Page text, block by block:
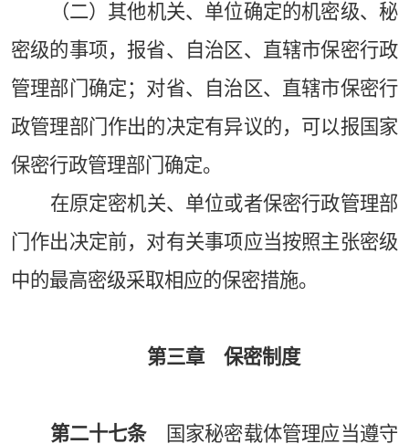
（二）其他机关、单位确定的机密级、秘
密级的事项，报省、自治区、直辖市保密行政
管理部门确定；对省、自治区、直辖市保密行
政管理部门作出的决定有异议的，可以报国家
保密行政管理部门确定。
在原定密机关、单位或者保密行政管理部
门作出决定前，对有关事项应当按照主张密级
中的最高密级采取相应的保密措施。
第三章 保密制度
第二十七条国家秘密载体管理应当遵守